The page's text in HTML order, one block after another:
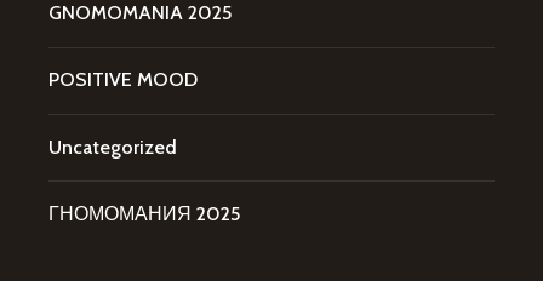
GNOMOMANIA 2025
POSITIVE MOOD
Uncategorized
ГНОМОМАНИЯ 2025